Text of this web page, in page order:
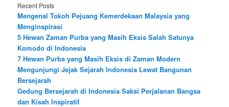
Recent Posts
Mengenal Tokoh Pejuang Kemerdekaan Malaysia yang
Menginspirasi
5 Hewan Zaman Purba yang Masih Eksis Salah Satunya
Komodo di Indonesia
7 Hewan Purba yang Masih Eksis di Zaman Modern
Mengunjungi Jejak Sejarah Indonesia Lewat Bangunan
Bersejarah
Gedung Bersejarah di Indonesia Saksi Perjalanan Bangsa
dan Kisah Inspiratif